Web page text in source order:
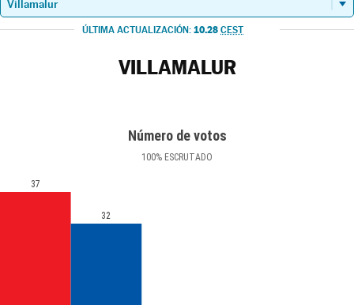
ÚLTIMA ACTUALIZACIÓN: 10.28 CEST
VILLAMALUR
Número de votos
100% ESCRUTADO
37
32